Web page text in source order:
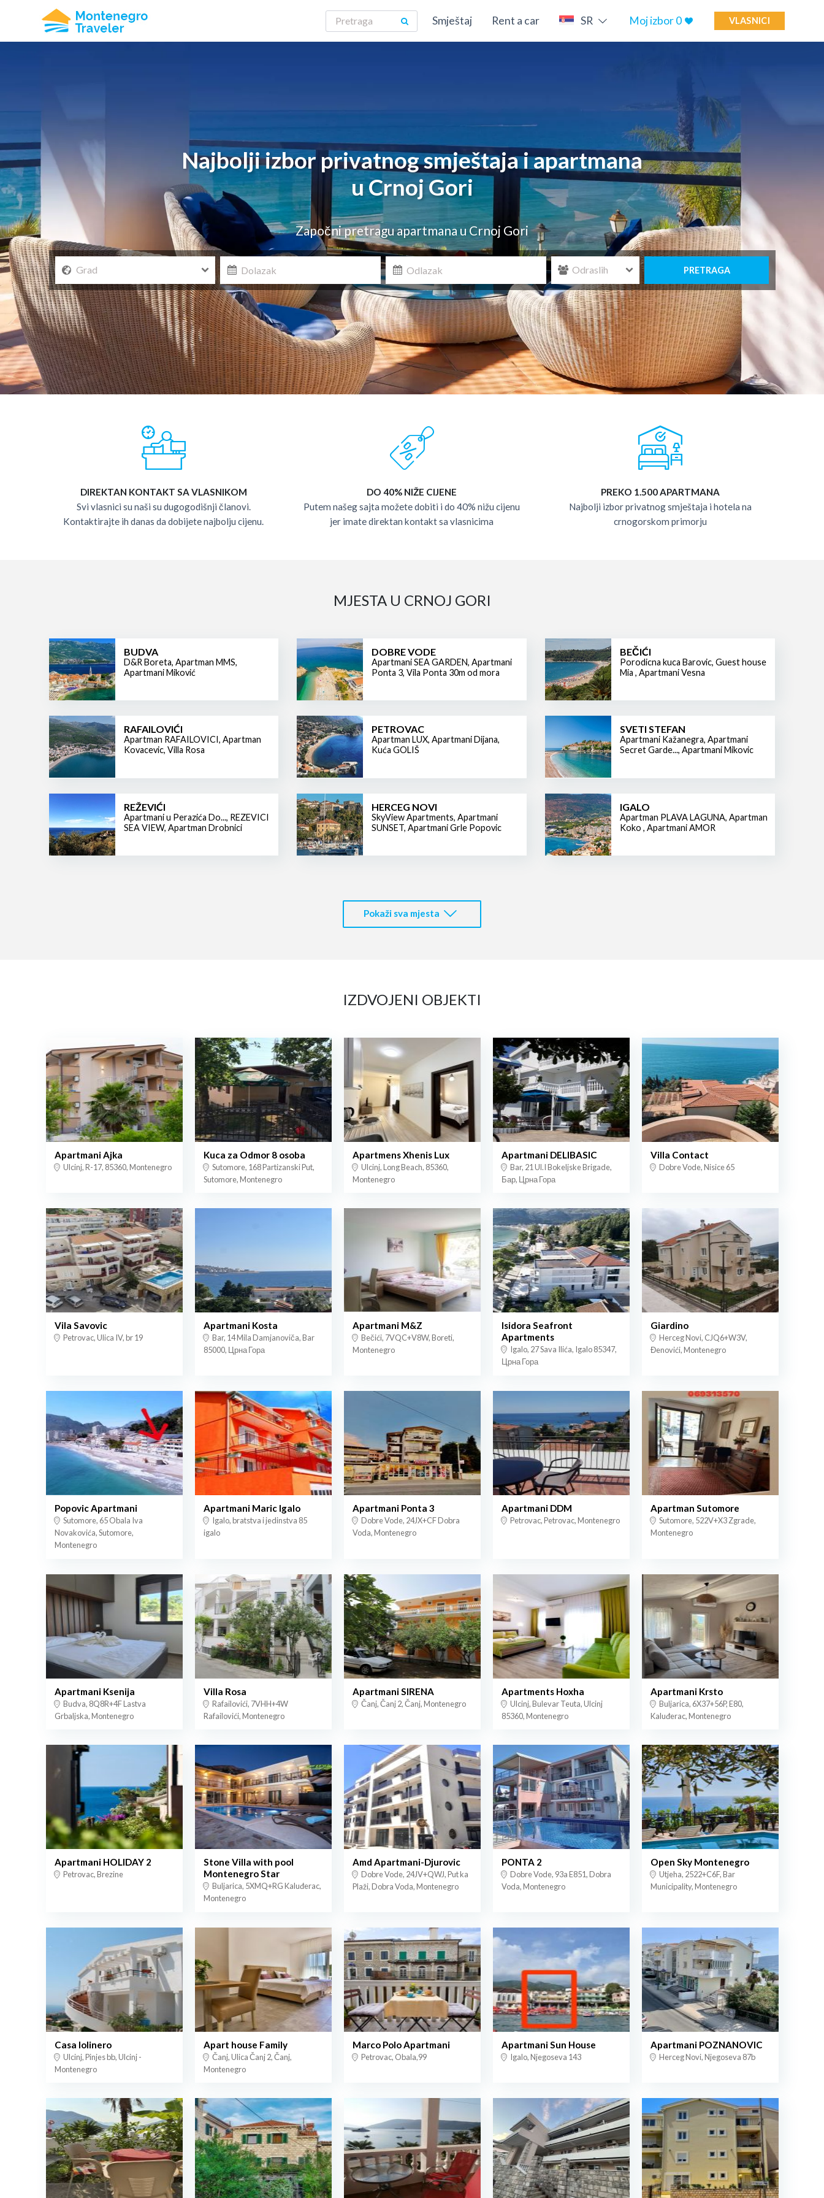
Smještaj Rent a car SR Moj izbor0 VLASNICI
Najbolji izbor privatnog smještaja i apartmana
u Crnoj Gori
Započni pretragu apartmana u Crnoj Gori
PRETRAGA
DIREKTAN KONTAKT SA VLASNIKOM
Svi vlasnici su naši su dugogodišnji članovi.
Kontaktirajte ih danas da dobijete najbolju cijenu.
DO 40% NIŽE CIJENE
Putem našeg sajta možete dobiti i do 40% nižu cijenu
jer imate direktan kontakt sa vlasnicima
PREKO 1.500 APARTMANA
Najbolji izbor privatnog smještaja i hotela na
crnogorskom primorju
MJESTA U CRNOJ GORI
BUDVA
D&R Boreta, Apartman MMS,
Apartmani Miković
DOBRE VODE
Apartmani SEA GARDEN,Apartmani
Ponta 3,Vila Ponta 30m od mora
BEČIĆI
Porodicna kuca Barovic,Guest house
Mia,Apartmani Vesna
RAFAILOVIĆI
Apartman RAFAILOVICI, Apartman
Kovacevic, Villa Rosa
PETROVAC
Apartman LUX,Apartmani Dijana,
Kuća GOLIŠ
SVETI STEFAN
Apartmani Kažanegra,Apartmani
Secret Garde...,Apartmani Mikovic
REŽEVIĆI
Apartmani u Perazića Do..., REZEVICI
SEA VIEW, Apartman Drobnici
HERCEG NOVI
SkyView Apartments,Apartmani
SUNSET,Apartmani Grle Popovic
IGALO
Apartman PLAVA LAGUNA,Apartman
Koko,Apartmani AMOR
Pokaži sva mjesta
IZDVOJENI OBJEKTI
Apartmani Ajka
Ulcinj, R-17, 85360, Montenegro
Kuca za Odmor 8 osoba
Sutomore, 168 Partizanski Put,
Sutomore, Montenegro
Apartmens Xhenis Lux
Ulcinj, Long Beach, 85360,
Montenegro
Apartmani DELIBASIC
Bar, 21 Ul.I Bokeljske Brigade,
Бар, Црна Гора
Villa Contact
Dobre Vode, Nisice 65
Vila Savovic
Petrovac, Ulica IV, br 19
Apartmani Kosta
Bar, 14 Mila Damjanoviča, Bar
85000, Црна Гора
Apartmani M&Z
Bečići, 7VQC+V8W, Boreti,
Montenegro
Isidora Seafront
Apartments
Igalo, 27 Sava Ilića, Igalo 85347,
Црна Гора
Giardino
Herceg Novi, CJQ6+W3V,
Đenovići, Montenegro
Popovic Apartmani
Sutomore, 65 Obala Iva
Novakovića, Sutomore,
Montenegro
Apartmani Maric Igalo
Igalo, bratstva i jedinstva 85
igalo
Apartmani Ponta 3
Dobre Vode, 24JX+CF Dobra
Voda, Montenegro
Apartmani DDM
Petrovac, Petrovac, Montenegro
Apartman Sutomore
Sutomore, 522V+X3 Zgrade,
Montenegro
Apartmani Ksenija
Budva, 8Q8R+4F Lastva
Grbaljska, Montenegro
Villa Rosa
Rafailovići, 7VHH+4W
Rafailovići, Montenegro
Apartmani SIRENA
Čanj, Čanj 2, Čanj, Montenegro
Apartments Hoxha
Ulcinj, Bulevar Teuta, Ulcinj
85360, Montenegro
Apartmani Krsto
Buljarica, 6X37+56P, E80,
Kaluđerac, Montenegro
Apartmani HOLIDAY 2
Petrovac, Brezine
Stone Villa with pool
Montenegro Star
Buljarica, 5XMQ+RG Kaluđerac,
Montenegro
Amd Apartmani-Djurovic
Dobre Vode, 24JV+QWJ, Put ka
Plaži, Dobra Voda, Montenegro
PONTA 2
Dobre Vode, 93a E851, Dobra
Voda, Montenegro
Open Sky Montenegro
Utjeha, 2522+C6F, Bar
Municipality, Montenegro
Casa lolinero
Ulcinj, Pinjes bb, Ulcinj -
Montenegro
Apart house Family
Čanj, Ulica Čanj 2, Čanj,
Montenegro
Marco Polo Apartmani
Petrovac, Obala,99
Apartmani Sun House
Igalo, Njegoseva 143
Apartmani POZNANOVIC
Herceg Novi, Njegoseva 87b